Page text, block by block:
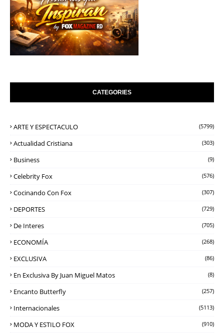
CATEGORIES
ARTE Y ESPECTACULO (5799)
Actualidad Cristiana (303)
Business (9)
Celebrity Fox (576)
Cocinando Con Fox (307)
DEPORTES (729)
De Interes (705)
ECONOMÍA (268)
EXCLUSIVA (86)
En Exclusiva By Juan Miguel Matos (8)
Encanto Butterfly (257)
Internacionales (5113)
MODA Y ESTILO FOX (910)